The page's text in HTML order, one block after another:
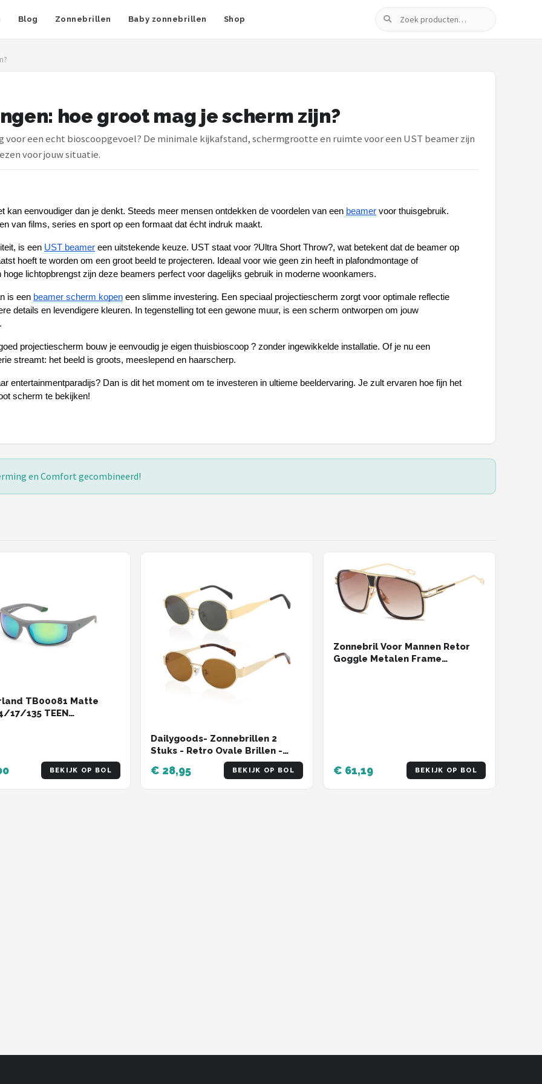
Blog Zonnebrillen Baby zonnebrillen Shop
Zoeken
hoe groot mag je scherm zijn?
een echt bioscoopgevoel? De minimale kijkafstand, schermgrootte en ruimte voor een UST beamer zijn
voor jouw situatie.
kan eenvoudiger dan je denkt. Steeds meer mensen ontdekken de voordelen van een beamer voor thuisgebruik.
van films, series en sport op een formaat dat écht indruk maakt.
is een UST beamer een uitstekende keuze. UST staat voor ?Ultra Short Throw?, wat betekent dat de beamer op
hoeft te worden om een groot beeld te projecteren. Ideaal voor wie geen zin heeft in plafondmontage of
lichtopbrengst zijn deze beamers perfect voor dagelijks gebruik in moderne woonkamers.
is een beamer scherm kopen een slimme investering. Een speciaal projectiescherm zorgt voor optimale reflectie
details en levendigere kleuren. In tegenstelling tot een gewone muur, is een scherm ontworpen om jouw
projectiescherm bouw je eenvoudig je eigen thuisbioscoop ? zonder ingewikkelde installatie. Of je nu een
streamt: het beeld is groots, meeslepend en haarscherp.
entertainmentparadijs? Dan is dit het moment om te investeren in ultieme beeldervaring. Je zult ervaren hoe fijn het
scherm te bekijken!
en Comfort gecombineerd!
TB00081 Matte
17/135 TEEN
BEKIJK OP BOL
Dailygoods- Zonnebrillen 2
Stuks - Retro Ovale Brillen -
Anti-UV Brillen - Lichtgewicht
Reisbril - Gouden Frame met
Grijze/Theevlokken -
€ 28,95 BEKIJK OP BOL
Zonnebril Voor Mannen Retor
Goggle Metalen Frame
€ 61,19 BEKIJK OP BOL